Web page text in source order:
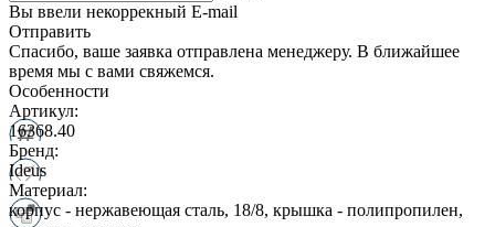
Вы ввели некоррекный E-mail
Отправить
Спасибо, ваше заявка отправлена менеджеру. В ближайшее
время мы с вами свяжемся.
Особенности
Артикул:
16368.40
Бренд:
Ideus
Материал:
корпус - нержавеющая сталь, 18/8, крышка - полипропилен,